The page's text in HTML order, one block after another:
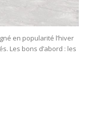
en popularité l’hiver
Les bons d’abord : les